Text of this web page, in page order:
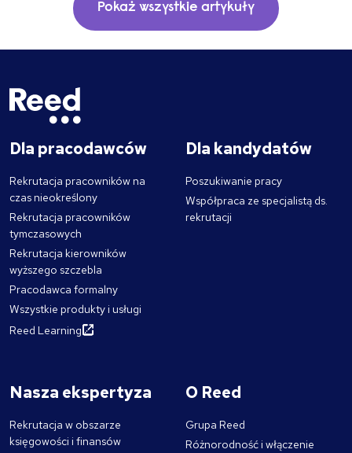
Pokaż wszystkie artykuły
Dla pracodawców
Rekrutacja pracowników na
czas nieokreślony
Rekrutacja pracowników
tymczasowych
Rekrutacja kierowników
wyższego szczebla
Pracodawca formalny
Wszystkie produkty i usługi
Reed Learning
Dla kandydatów
Poszukiwanie pracy
Współpraca ze specjalistą ds.
rekrutacji
Nasza ekspertyza
Rekrutacja w obszarze
księgowości i finansów
O Reed
Grupa Reed
Różnorodność i włączenie